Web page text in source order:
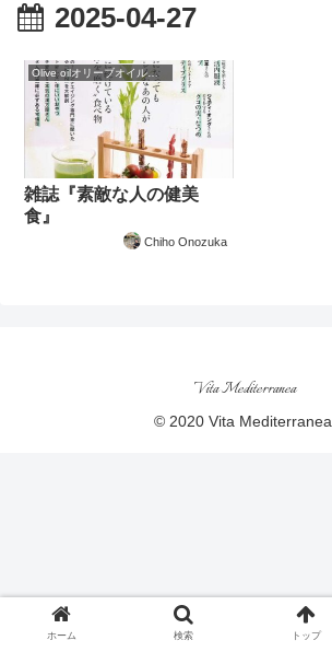
2025-04-27
Olive oilオリーブオイルについて
雑誌『素敵な人の健美
食』
Chiho Onozuka
Vita Mediterranea
© 2020 Vita Mediterranea.
ホーム 検索 トップ